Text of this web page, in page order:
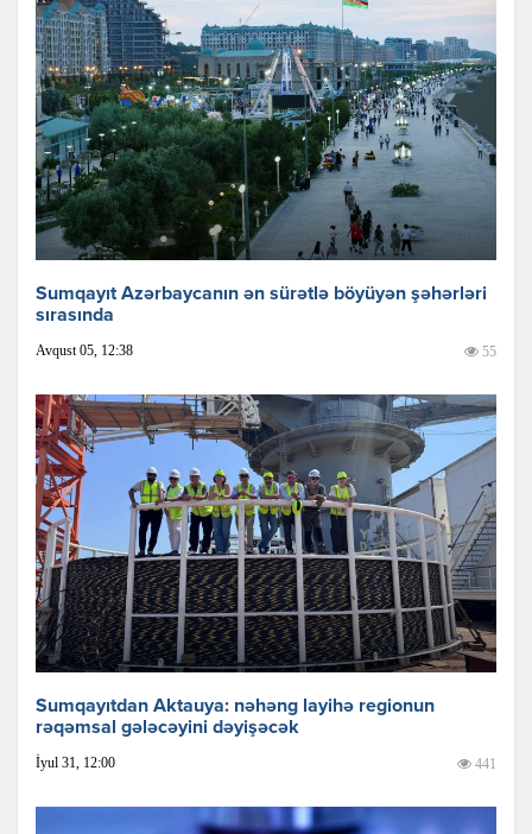
Sumqayıt Azərbaycanın ən sürətlə böyüyən şəhərləri
sırasında
Avqust 05, 12:38 55
Sumqayıtdan Aktauya: nəhəng layihə regionun
rəqəmsal gələcəyini dəyişəcək
İyul 31, 12:00 441